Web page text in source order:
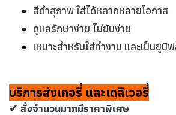
สีดำสุภาพ ใส่ได้หลากหลายโอกาส
ดูแลรักษาง่าย ไม่ยับง่าย
เหมาะสำหรับใส่ทำงาน และเป็นยูนิ
บริการส่งเคอรี่ และเดลิเวอรี่
✔ สั่งจำนวนมากมีราคาพิเศษ